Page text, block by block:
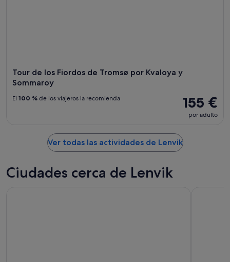
Tour de los Fiordos de Tromsø por Kvaloya y
Sommaroy
155 €
por adulto
El 100 % de los viajeros la recomienda
Ver todas las actividades de Lenvik
Ciudades cerca de Lenvik